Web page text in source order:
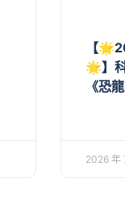
【
🌟】
《恐
2026 年